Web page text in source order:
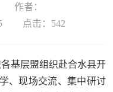
作者：
点击： 542
基层盟组织赴合水县开
、现场交流、集中研讨